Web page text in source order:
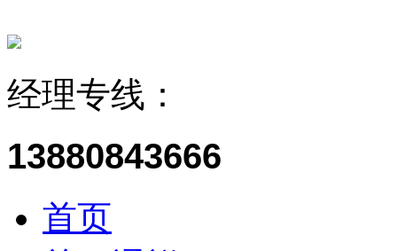
经理专线：
13880843666
首页